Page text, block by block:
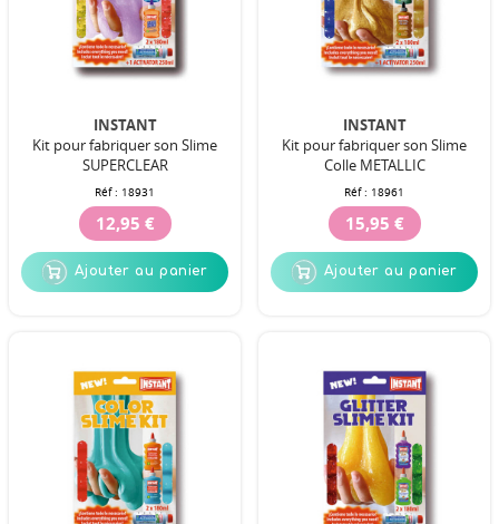
INSTANT
Kit pour fabriquer son Slime
SUPERCLEAR
Réf : 18931
12,95 €
Ajouter au panier
INSTANT
Kit pour fabriquer son Slime
Colle METALLIC
Réf : 18961
15,95 €
Ajouter au panier